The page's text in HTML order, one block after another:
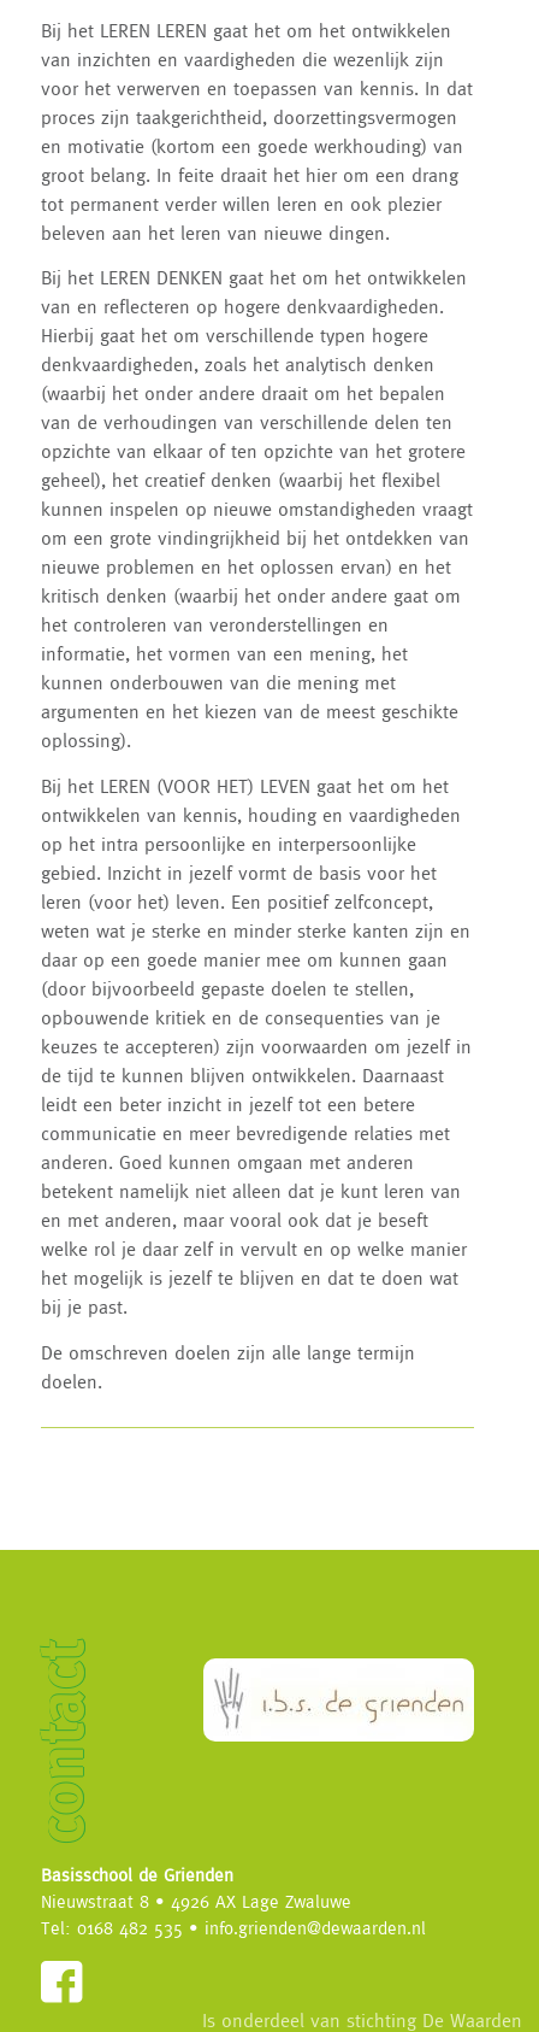
Bij het LEREN LEREN gaat het om het ontwikkelen
van inzichten en vaardigheden die wezenlijk zijn
voor het verwerven en toepassen van kennis. In dat
proces zijn taakgerichtheid, doorzettingsvermogen
en motivatie (kortom een goede werkhouding) van
groot belang. In feite draait het hier om een drang
tot permanent verder willen leren en ook plezier
beleven aan het leren van nieuwe dingen.
Bij het LEREN DENKEN gaat het om het ontwikkelen
van en reflecteren op hogere denkvaardigheden.
Hierbij gaat het om verschillende typen hogere
denkvaardigheden, zoals het analytisch denken
(waarbij het onder andere draait om het bepalen
van de verhoudingen van verschillende delen ten
opzichte van elkaar of ten opzichte van het grotere
geheel), het creatief denken (waarbij het flexibel
kunnen inspelen op nieuwe omstandigheden vraagt
om een grote vindingrijkheid bij het ontdekken van
nieuwe problemen en het oplossen ervan) en het
kritisch denken (waarbij het onder andere gaat om
het controleren van veronderstellingen en
informatie, het vormen van een mening, het
kunnen onderbouwen van die mening met
argumenten en het kiezen van de meest geschikte
oplossing).
Bij het LEREN (VOOR HET) LEVEN gaat het om het
ontwikkelen van kennis, houding en vaardigheden
op het intra persoonlijke en interpersoonlijke
gebied. Inzicht in jezelf vormt de basis voor het
leren (voor het) leven. Een positief zelfconcept,
weten wat je sterke en minder sterke kanten zijn en
daar op een goede manier mee om kunnen gaan
(door bijvoorbeeld gepaste doelen te stellen,
opbouwende kritiek en de consequenties van je
keuzes te accepteren) zijn voorwaarden om jezelf in
de tijd te kunnen blijven ontwikkelen. Daarnaast
leidt een beter inzicht in jezelf tot een betere
communicatie en meer bevredigende relaties met
anderen. Goed kunnen omgaan met anderen
betekent namelijk niet alleen dat je kunt leren van
en met anderen, maar vooral ook dat je beseft
welke rol je daar zelf in vervult en op welke manier
het mogelijk is jezelf te blijven en dat te doen wat
bij je past.
De omschreven doelen zijn alle lange termijn
doelen.
contact
Basisschool de Grienden
Nieuwstraat 8 • 4926 AX Lage Zwaluwe
Tel: 0168 482 535 • info.grienden@dewaarden.nl
Is onderdeel van stichting De Waarden